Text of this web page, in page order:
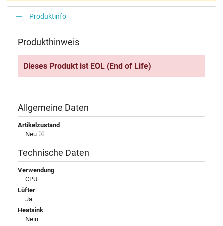
Produktinfo
Produkthinweis
Dieses Produkt ist EOL (End of Life)
Allgemeine Daten
Artikelzustand
Neu
Technische Daten
Verwendung
CPU
Lüfter
Ja
Heatsink
Nein